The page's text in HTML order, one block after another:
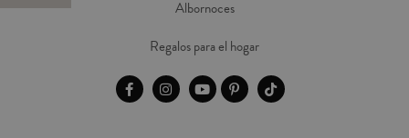
Albornoces
Regalos para el hogar